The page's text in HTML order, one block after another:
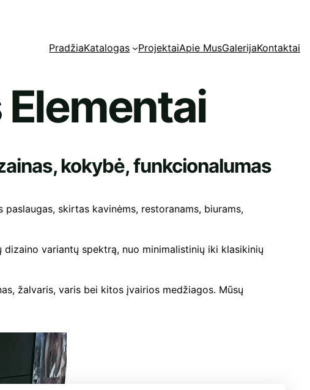
PradžiaKatalogas ProjektaiApie MusGalerijaKontaktai
kokybė, funkcionalumas
skirtas kavinėms, restoranams, biurams,
variantų spektrą, nuo minimalistinių iki klasikinių
žalvaris, varis bei kitos įvairios medžiagos. Mūsų